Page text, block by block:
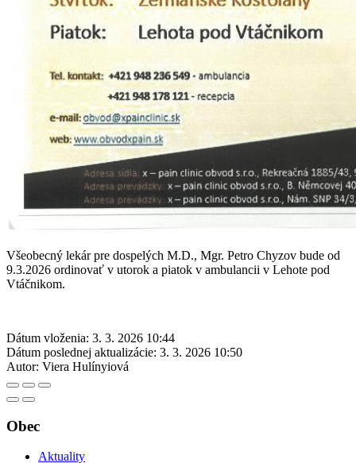
Všeobecný lekár pre dospelých M.D., Mgr. Petro Chyzov bude od
9.3.2026 ordinovať v utorok a piatok v ambulancii v Lehote pod
Vtáčnikom.
Dátum vloženia: 3. 3. 2026 10:44
Dátum poslednej aktualizácie: 3. 3. 2026 10:50
Autor: Viera Hulínyiová
Obec
Aktuality